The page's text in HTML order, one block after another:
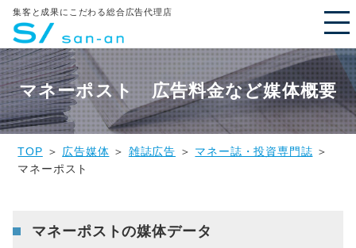
集客と成果にこだわる総合広告代理店
マネーポスト 広告料金など媒体概要
TOP ＞ 広告媒体 ＞ 雑誌広告 ＞ マネー誌・投資専門誌 ＞
マネーポスト
マネーポストの媒体データ